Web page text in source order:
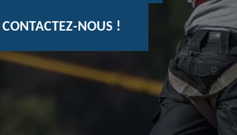
CONTACTEZ-NOUS !